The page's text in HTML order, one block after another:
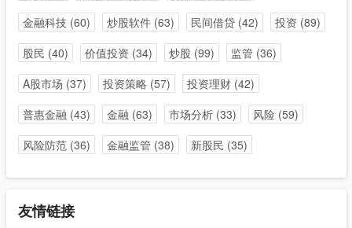
金融科技(60) 炒股软件(63) 民间借贷(42) 投资 (89)
股民 (40) 价值投资 (34) 炒股 (99) 监管 (36)
A股市场 (37) 投资策略 (57) 投资理财(42)
普惠金融 (43) 金融 (63) 市场分析(33) 风险(59)
风险防范(36) 金融监管 (38) 新股民 (35)
友情链接